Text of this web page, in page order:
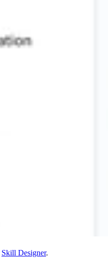
Skill Designer.